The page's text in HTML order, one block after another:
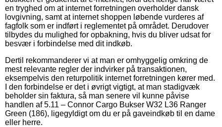
en tryghed om at internet forretningen overholder dansk
lovgivning, samt at internet shoppen løbende vurderes af
fagfolk som er indført i reglementet på området. Derudover
tilbydes du mulighed for opbakning, hvis du bliver udsat for
besvær i forbindelse med dit indkøb.
Dertil rekommanderer vi at man er omhyggelig omkring de
mest relevante regler der indvirker på transaktionen,
eksempelvis den returpolitik internet forretningen kører med.
I den forbindelse er det i øvrigt vigtigt, at man stadigvæk
beholder sin faktura, så man senere vil kunne påvise
handlen af 5.11 – Connor Cargo Bukser W32 L36 Ranger
Green (186), ligegyldigt om du er på gaveindkøb til en dame
eller herre.